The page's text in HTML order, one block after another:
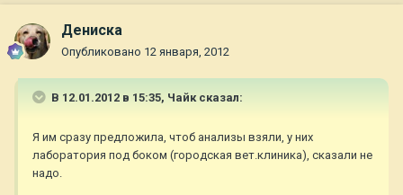
Дениска
Опубликовано 12 января, 2012
В 12.01.2012 в 15:35, Чайк сказал:
Я им сразу предложила, чтоб анализы взяли, у них
лаборатория под боком (городская вет.клиника), сказали не
надо.